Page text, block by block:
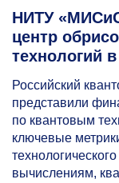
НИТУ
центр
технологий
Российский
представили
по квантовым
ключевые
вычислениям,